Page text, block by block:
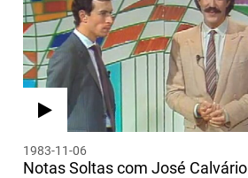
1983-11-06
Notas Soltas com José Calvário